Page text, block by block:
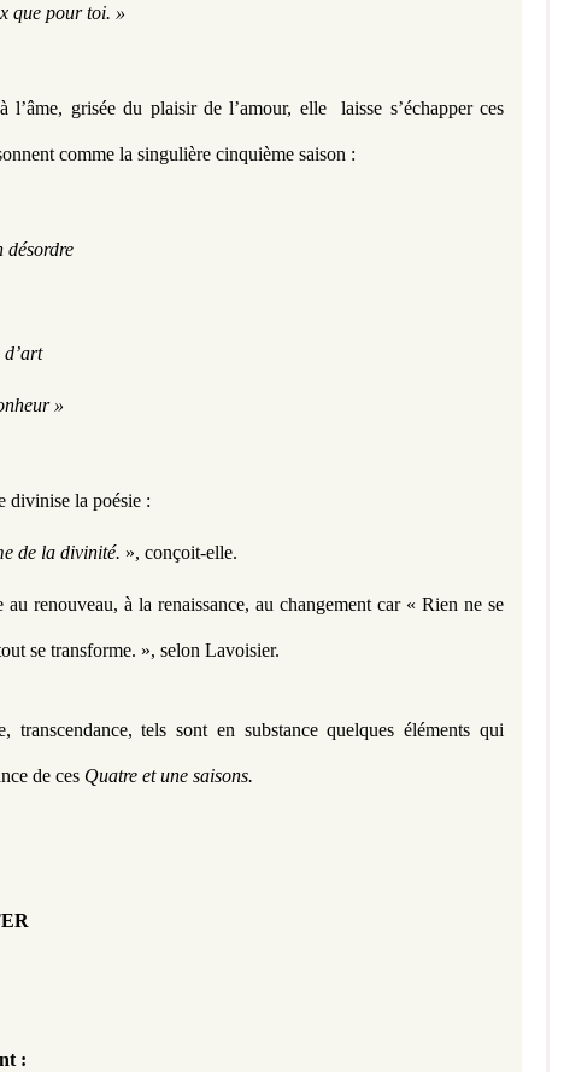
que pour toi. »
grisée du plaisir de l’amour, elle  laisse s’échapper ces
comme la singulière cinquième saison :
désordre
»
divinise la poésie :
de la divinité. », conçoit-elle.
au renouveau, à la renaissance, au changement car « Rien ne se
se transforme. », selon Lavoisier.
transcendance, tels sont en substance quelques éléments qui
de ces Quatre et une saisons.
: